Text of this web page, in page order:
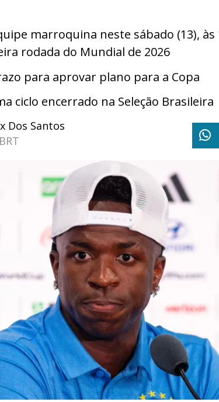
marroquina neste sábado (13),
rodada do Mundial de 2026
para aprovar plano para a Copa
ciclo encerrado na Seleção Brasileira
Dos Santos